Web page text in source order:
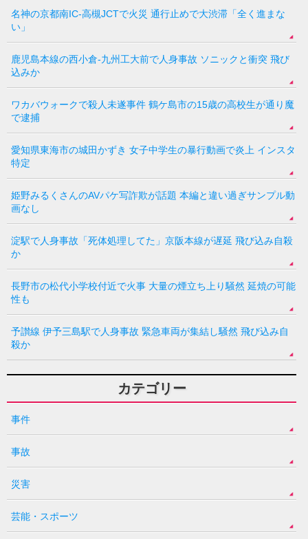
名神の京都南IC-高槻JCTで火災 通行止めで大渋滞「全く進まな
い」
鹿児島本線の西小倉-九州工大前で人身事故 ソニックと衝突 飛び
込みか
ワカバウォークで殺人未遂事件 鶴ケ島市の15歳の高校生が通り魔
で逮捕
愛知県東海市の城田かずき 女子中学生の暴行動画で炎上 インスタ
特定
姫野みるくさんのAVパケ写詐欺が話題 本編と違い過ぎサンプル動
画なし
淀駅で人身事故「死体処理してた」京阪本線が遅延 飛び込み自殺
か
長野市の松代小学校付近で火事 大量の煙立ち上り騒然 延焼の可能
性も
予讃線 伊予三島駅で人身事故 緊急車両が集結し騒然 飛び込み自
殺か
カテゴリー
事件
事故
災害
芸能・スポーツ